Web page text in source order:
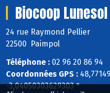
Biocoop
24 rue Raymond Pellier
22500 Paimpol
Téléphone : 02 96 20 86 94
Coordonnées GPS :
-3,04050303629303 °